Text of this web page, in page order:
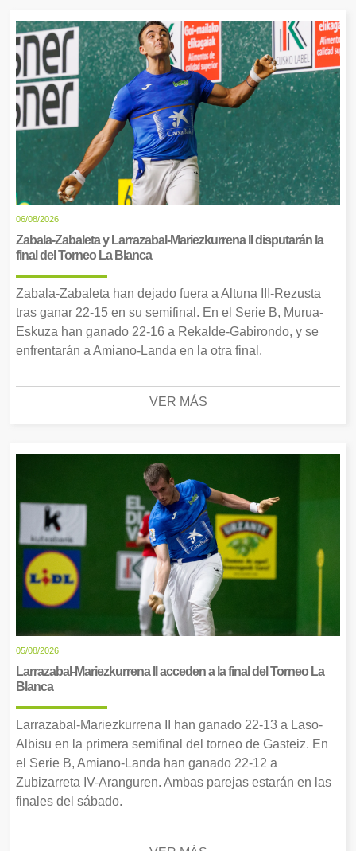
06/08/2026
Zabala-Zabaleta y Larrazabal-Mariezkurrena II disputarán la
final del Torneo La Blanca
Zabala-Zabaleta han dejado fuera a Altuna III-Rezusta
tras ganar 22-15 en su semifinal. En el Serie B, Murua-
Eskuza han ganado 22-16 a Rekalde-Gabirondo, y se
enfrentarán a Amiano-Landa en la otra final.
VER MÁS
05/08/2026
Larrazabal-Mariezkurrena II acceden a la final del Torneo La
Blanca
Larrazabal-Mariezkurrena II han ganado 22-13 a Laso-
Albisu en la primera semifinal del torneo de Gasteiz. En
el Serie B, Amiano-Landa han ganado 22-12 a
Zubizarreta IV-Aranguren. Ambas parejas estarán en las
finales del sábado.